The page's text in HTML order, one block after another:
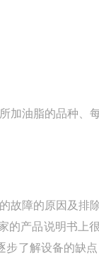
加油脂的品种、
故障的原因及排
的产品说明书上
步了解设备的缺